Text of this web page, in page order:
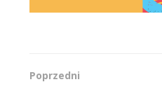
Poprzedni